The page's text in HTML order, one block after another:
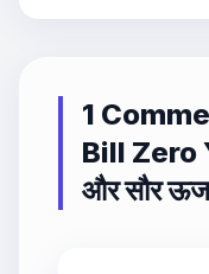
1
Bill Zero
और सौर